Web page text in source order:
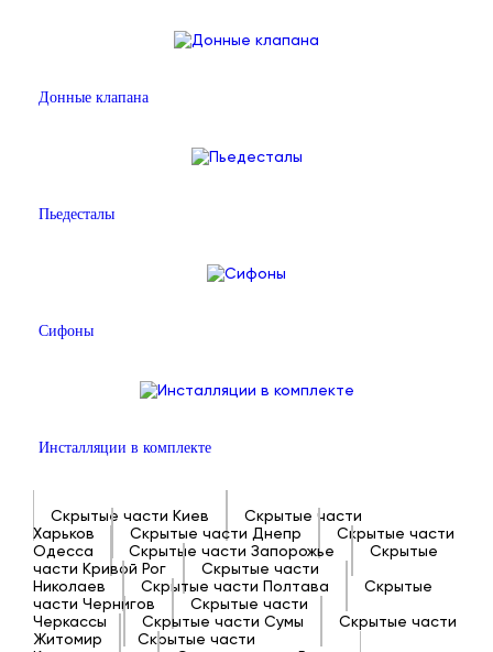
Донные клапана
Пьедесталы
Сифоны
Инсталляции в комплекте
Скрытые части Киев
Скрытые части
Харьков
Скрытые части Днепр
Скрытые части
Одесса
Скрытые части Запорожье
Скрытые
части Кривой Рог
Скрытые части
Николаев
Скрытые части Полтава
Скрытые
части Чернигов
Скрытые части
Черкассы
Скрытые части Сумы
Скрытые части
Житомир
Скрытые части